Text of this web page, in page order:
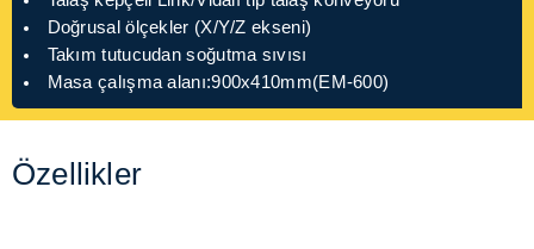
Doğrusal ölçekler (X/Y/Z ekseni)
Takım tutucudan soğutma sıvısı
Masa çalışma alanı:900x410mm(EM-600)
Özellikler